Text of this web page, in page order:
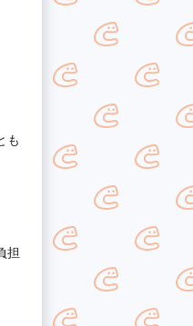
も
担